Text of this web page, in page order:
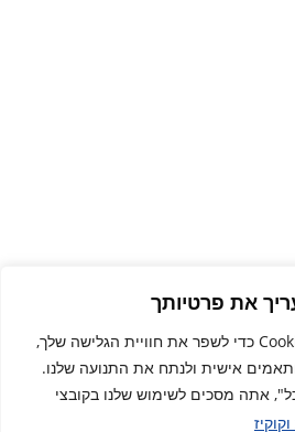
את פרטיותך
אנו משתמשים בקובצי Cookie כדי לשפר את חוויית הגלישה שלך,
אישית ולנתח את התנועה שלנו.
אתה מסכים לשימוש שלנו בקובצי